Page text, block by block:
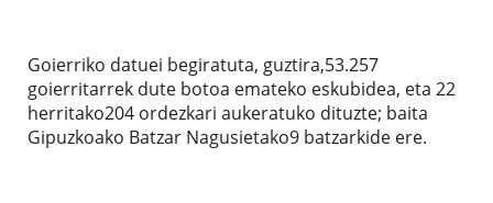
Goierriko datuei begiratuta, guztira,53.257
goierritarrek dute botoa emateko eskubidea, eta 22
herritako204 ordezkari aukeratuko dituzte; baita
Gipuzkoako Batzar Nagusietako9 batzarkide ere.